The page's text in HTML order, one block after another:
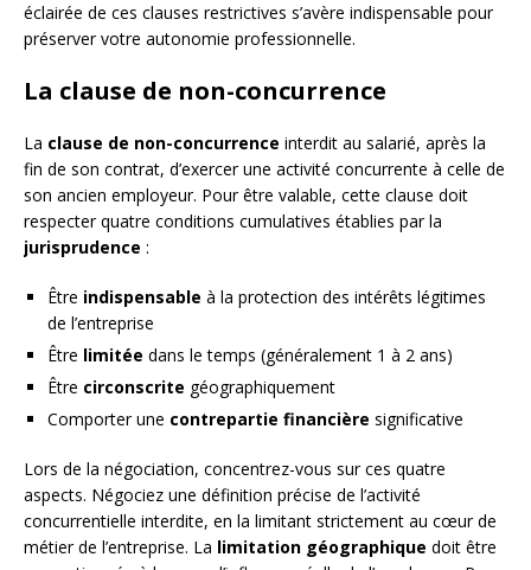
éclairée de ces clauses restrictives s’avère indispensable pour
préserver votre autonomie professionnelle.
La clause de non-concurrence
La clause de non-concurrence interdit au salarié, après la
fin de son contrat, d’exercer une activité concurrente à celle de
son ancien employeur. Pour être valable, cette clause doit
respecter quatre conditions cumulatives établies par la
jurisprudence :
Être indispensable à la protection des intérêts légitimes
de l’entreprise
Être limitée dans le temps (généralement 1 à 2 ans)
Être circonscrite géographiquement
Comporter une contrepartie financière significative
Lors de la négociation, concentrez-vous sur ces quatre
aspects. Négociez une définition précise de l’activité
concurrentielle interdite, en la limitant strictement au cœur de
métier de l’entreprise. La limitation géographique doit être